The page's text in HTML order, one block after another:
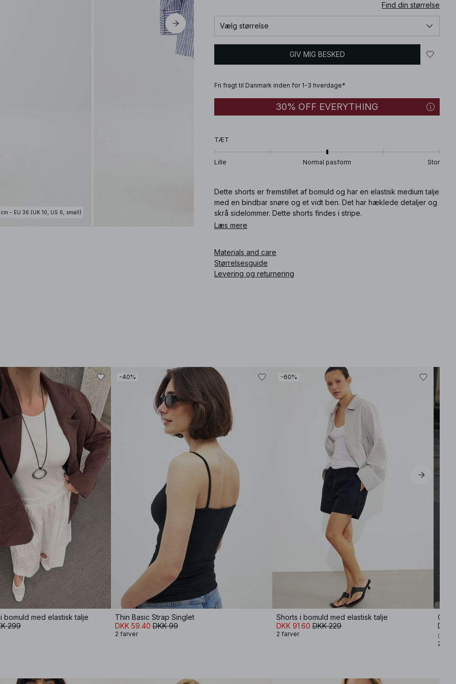
cm - EU 36 (UK 10, US 6, small)
Find din størrelse
Vælg størrelse
GIV MIG BESKED
Fri fragt til Danmark inden for 1-3 hverdage*
30% OFF EVERYTHING
TÆT
Lille Normal pasform Stor
Dette shorts er fremstillet af bomuld og har en elastisk medium talje
med en bindbar snøre og et vidt ben. Det har hæklede detaljer og
skrå sidelommer. Dette shorts findes i stripe.
Læs mere
Materials and care
Størrelsesguide
Levering og returnering
bomuld med elastisk talje
299
-40%
Thin Basic Strap Singlet
DKK 59.40 DKK 99
2 farver
-60%
Shorts i bomuld med elastisk talje
DKK 91.60 DKK 229
2 farver
One
DKK
2